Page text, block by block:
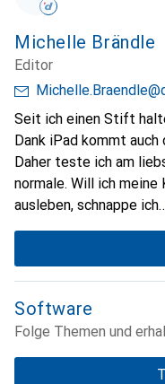
Michelle Brändle
Editor
Seit ich einen Stift
Dank iPad kommt
Daher teste ich am
normale. Will ich
ausleben, schnappe ich
Software
Folge Themen und